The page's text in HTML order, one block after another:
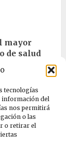
tecnologías
información del
nos permitirá
o las
o retirar el
mayor
de salud
el eclipse